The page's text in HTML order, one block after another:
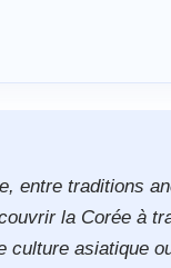
entre traditions
la Corée à
asiatique